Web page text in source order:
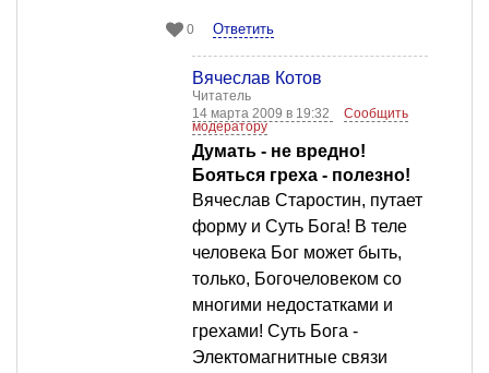
0 Ответить
Вячеслав Котов
Читатель
14 марта 2009 в 19:32
Сообщить
модератору
Думать - не вредно!
Бояться греха - полезно!
Вячеслав Старостин, путает
форму и Суть Бога! В теле
человека Бог может быть,
только, Богочеловеком со
многими недостатками и
грехами! Суть Бога -
Электомагнитные связи